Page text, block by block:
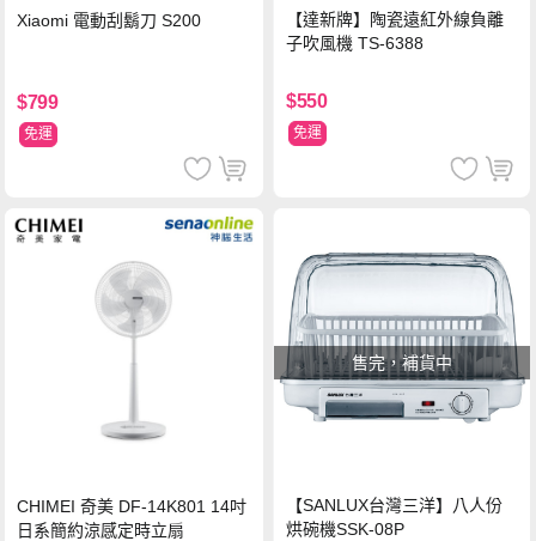
Xiaomi 電動刮鬍刀 S200
$799
免運
【達新牌】陶瓷遠紅外線負離
子吹風機 TS-6388
$550
免運
CHIMEI 奇美 DF-14K801 14吋
日系簡約涼感定時立扇
售完，補貨中
【SANLUX台灣三洋】八人份
烘碗機SSK-08P